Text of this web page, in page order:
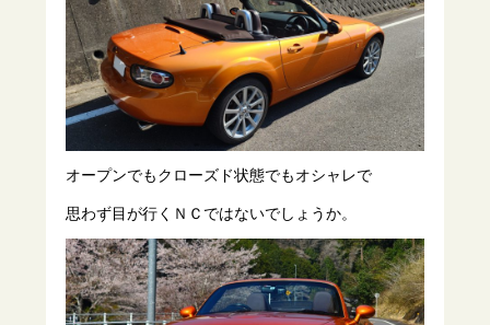
オープンでもクローズド状態でもオシャレで
思わず目が行くＮＣではないでしょうか。